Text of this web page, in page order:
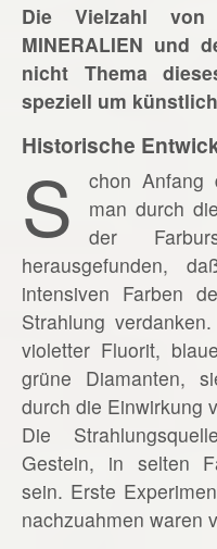
Die Vielzahl von
MINERALIEN und
nicht Thema
speziell um
Historische
S
chon Anfang
man durch
der
herausgefunden,
intensiven Farben
Strahlung
violetter Fluorit,
grüne Diamanten,
durch die Einwirkung
Die
Gestein, in selten
sein. Erste
nachzuahmen waren